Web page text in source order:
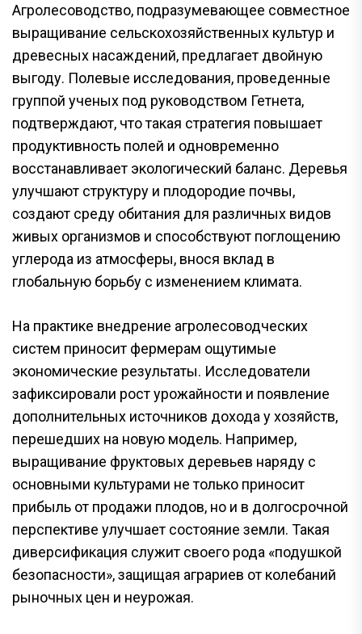
Агролесоводство, подразумевающее совместное
выращивание сельскохозяйственных культур и
древесных насаждений, предлагает двойную
выгоду. Полевые исследования, проведенные
группой ученых под руководством Гетнета,
подтверждают, что такая стратегия повышает
продуктивность полей и одновременно
восстанавливает экологический баланс. Деревья
улучшают структуру и плодородие почвы,
создают среду обитания для различных видов
живых организмов и способствуют поглощению
углерода из атмосферы, внося вклад в
глобальную борьбу с изменением климата.
На практике внедрение агролесоводческих
систем приносит фермерам ощутимые
экономические результаты. Исследователи
зафиксировали рост урожайности и появление
дополнительных источников дохода у хозяйств,
перешедших на новую модель. Например,
выращивание фруктовых деревьев наряду с
основными культурами не только приносит
прибыль от продажи плодов, но и в долгосрочной
перспективе улучшает состояние земли. Такая
диверсификация служит своего рода «подушкой
безопасности», защищая аграриев от колебаний
рыночных цен и неурожая.